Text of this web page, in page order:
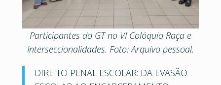
Participantes do GT no VI Colóquio Raça e
Interseccionalidades. Foto: Arquivo pessoal.
DIREITO PENAL ESCOLAR: DA EVASÃO